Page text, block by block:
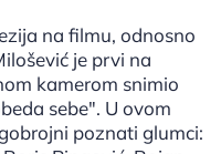
na filmu, odnosno
je prvi na
kamerom snimio
sebe". U ovom
poznati glumci: